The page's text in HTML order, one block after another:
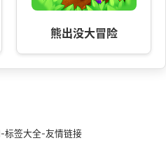
熊出没大冒险
-标签大全-友情链接